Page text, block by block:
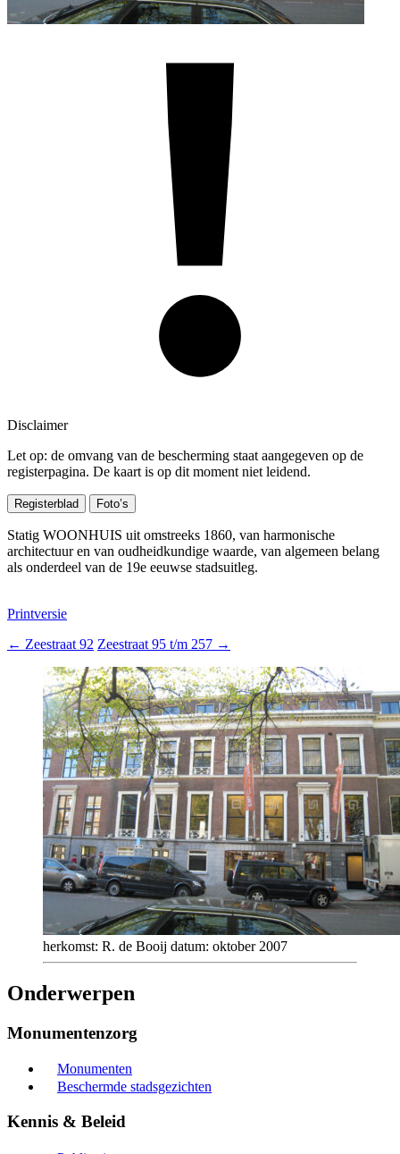
Disclaimer
Let op: de omvang van de bescherming staat aangegeven op de
registerpagina. De kaart is op dit moment niet leidend.
Registerblad Foto’s
Statig WOONHUIS uit omstreeks 1860, van harmonische
architectuur en van oudheidkundige waarde, van algemeen belang
als onderdeel van de 19e eeuwse stadsuitleg.
Printversie
← Zeestraat 92 Zeestraat 95 t/m 257 →
herkomst: R. de Booij datum: oktober 2007
Onderwerpen
Monumentenzorg
Monumenten
Beschermde stadsgezichten
Kennis & Beleid